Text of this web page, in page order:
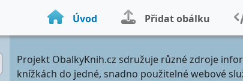
Úvod Přidat obálku
Projekt ObalkyKnih.cz sdružuje různé zdroje
knížkách do jedné, snadno použitelné webové